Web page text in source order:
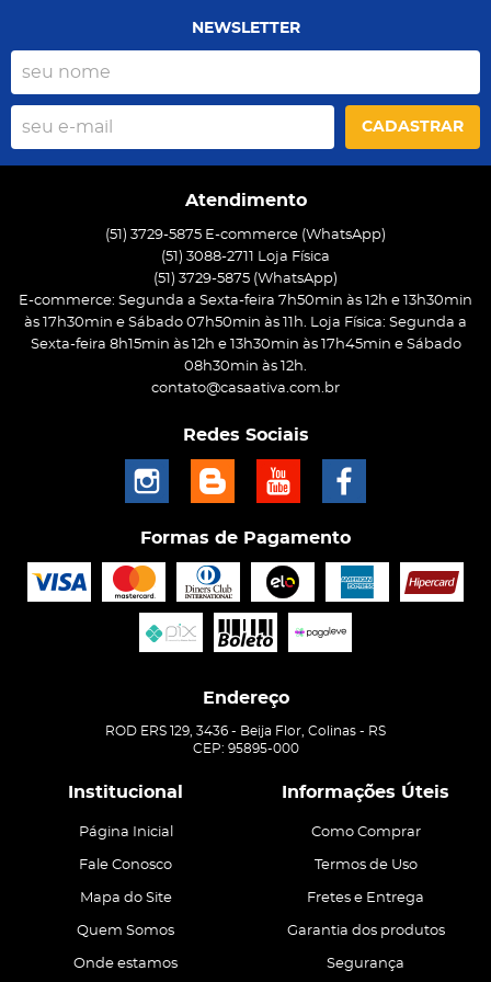
NEWSLETTER
CADASTRAR
Atendimento
(51) 3729-5875 E-commerce (WhatsApp)
(51) 3088-2711 Loja Física
(51) 3729-5875 (WhatsApp)
E-commerce: Segunda a Sexta-feira 7h50min às 12h e 13h30min
às 17h30min e Sábado 07h50min às 11h. Loja Física: Segunda a
Sexta-feira 8h15min às 12h e 13h30min às 17h45min e Sábado
08h30min às 12h.
contato@casaativa.com.br
Redes Sociais
Formas de Pagamento
Endereço
ROD ERS 129, 3436 - Beija Flor, Colinas - RS
CEP: 95895-000
Institucional
Página Inicial
Fale Conosco
Mapa do Site
Quem Somos
Onde estamos
Informações Úteis
Como Comprar
Termos de Uso
Fretes e Entrega
Garantia dos produtos
Segurança